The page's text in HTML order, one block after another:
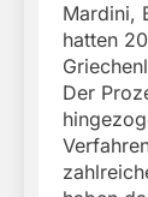
Mardini,
hatten
Der